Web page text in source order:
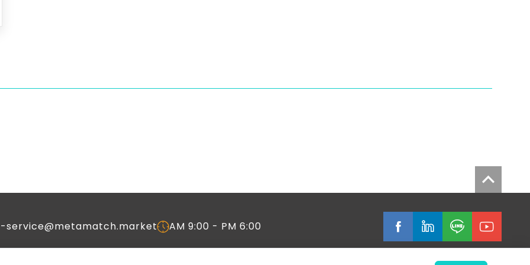
service@metamatch.market AM 9:00 - PM 6:00